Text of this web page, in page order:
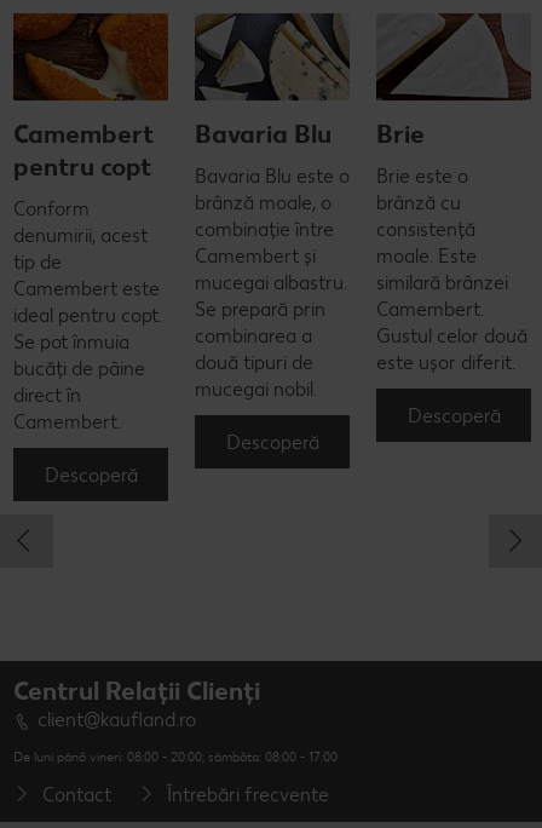
Camembert
pentru copt
Conform
denumirii, acest
tip de
Camembert este
ideal pentru copt.
Se pot înmuia
bucăți de pâine
direct în
Camembert.
Descoperă
Bavaria Blu
Bavaria Blu este o
brânză moale, o
combinație între
Camembert și
mucegai albastru.
Se prepară prin
combinarea a
două tipuri de
mucegai nobil.
Descoperă
Brie
Brie este o
brânză cu
consistență
moale. Este
similară brânzei
Camembert.
Gustul celor două
este ușor diferit.
Descoperă
Centrul Relații Clienți
client@kaufland.ro
De luni până vineri: 08:00 - 20:00; sâmbăta: 08:00 - 17:00
Contact Întrebări frecvente